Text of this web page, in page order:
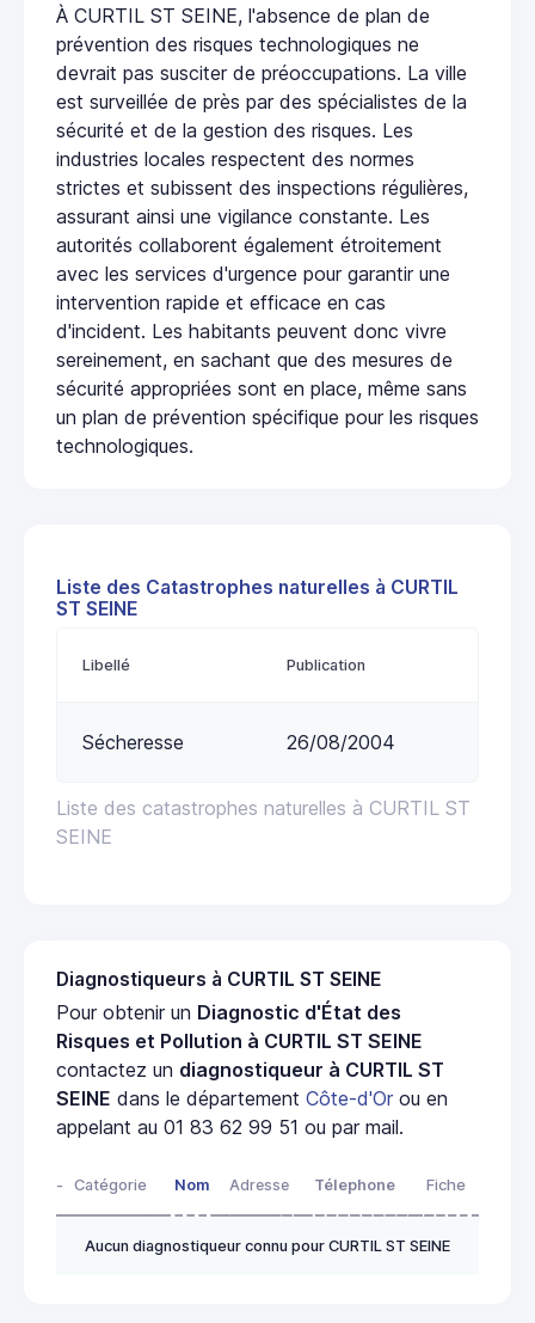
À CURTIL ST SEINE, l'absence de plan de
prévention des risques technologiques ne
devrait pas susciter de préoccupations. La ville
est surveillée de près par des spécialistes de la
sécurité et de la gestion des risques. Les
industries locales respectent des normes
strictes et subissent des inspections régulières,
assurant ainsi une vigilance constante. Les
autorités collaborent également étroitement
avec les services d'urgence pour garantir une
intervention rapide et efficace en cas
d'incident. Les habitants peuvent donc vivre
sereinement, en sachant que des mesures de
sécurité appropriées sont en place, même sans
un plan de prévention spécifique pour les risques
technologiques.
Liste des Catastrophes naturelles à CURTIL
ST SEINE
Liste des catastrophes naturelles à CURTIL ST
SEINE
Libellé Publication
Sécheresse 26/08/2004
Diagnostiqueurs à CURTIL ST SEINE
Pour obtenir un Diagnostic d'État des
Risques et Pollution à CURTIL ST SEINE
contactez un diagnostiqueur à CURTIL ST
SEINE dans le département Côte-d'Or ou en
appelant au 01 83 62 99 51 ou par mail.
- Catégorie Nom Adresse Télephone Fiche
Aucun diagnostiqueur connu pour CURTIL ST SEINE